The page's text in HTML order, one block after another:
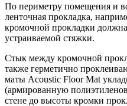
По периметру помещения и
ленточная прокладка,
кромочной прокладки
устраиваемой стяжки.
Стык между кромочной
также герметично
маты Acoustic Floor Mat
(армированную
стене до высоты кромки